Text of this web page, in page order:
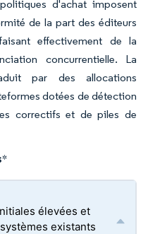
d'achat imposent
de la part des éditeurs
effectivement de la
concurrentielle. La
par des allocations
dotées de détection
correctifs et de piles de
*
élevées et
existants